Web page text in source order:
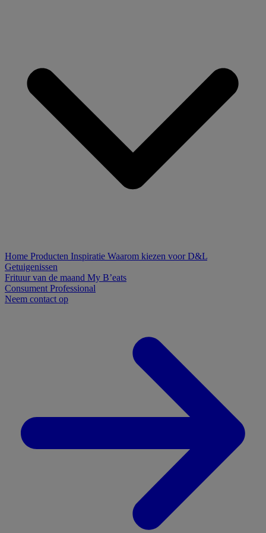
Home Producten Inspiratie Waarom kiezen voor D&L
Getuigenissen
Frituur van de maand My B’eats
Consument Professional
Neem contact op